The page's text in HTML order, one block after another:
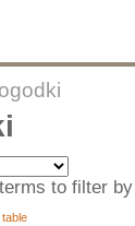
to filter by
table